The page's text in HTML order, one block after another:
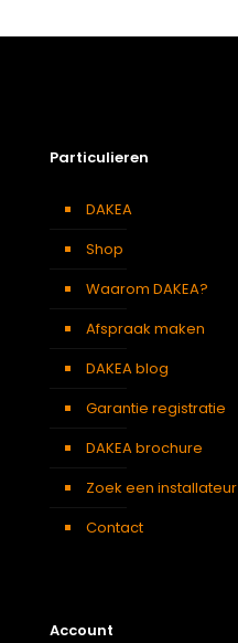
Particulieren
DAKEA
Shop
Waarom DAKEA?
Afspraak maken
DAKEA blog
Garantie registratie
DAKEA brochure
Zoek een installateur
Contact
Account